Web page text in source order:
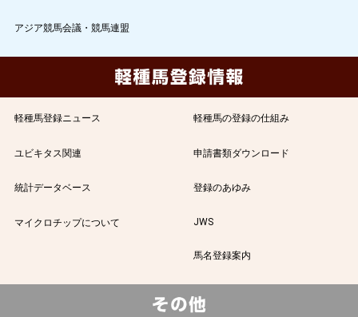
アジア競馬会議・競馬連盟
軽種馬登録ニュース 軽種馬の登録の仕組み
ユビキタス関連 申請書類ダウンロード
統計データベース 登録のあゆみ
マイクロチップについて JWS
馬名登録案内